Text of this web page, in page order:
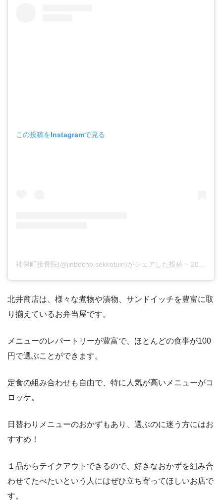
この投稿をInstagramで見る
神保町接骨院(@jinbocho.sekkotuin)がシェアした投稿 – 2019年 1月月14日午後7時19分PST
北井商店は、様々な煮物や漬物、サンドイッチを豊富に取
り揃えているお弁当屋です。
メニューのレパートリーが豊富で、ほとんどの食事が100
円で選ぶことができます。
定食の組み合わせも自由で、特に人気が高いメニューがコ
ロッケ。
日替わりメニューのおかずもあり、選ぶのに迷う方にはお
すすめ！
１品からテイクアウトできるので、好きなおかずを組み合
わせてたべたいという人にはぜひ立ち寄ってほしいお店で
す。